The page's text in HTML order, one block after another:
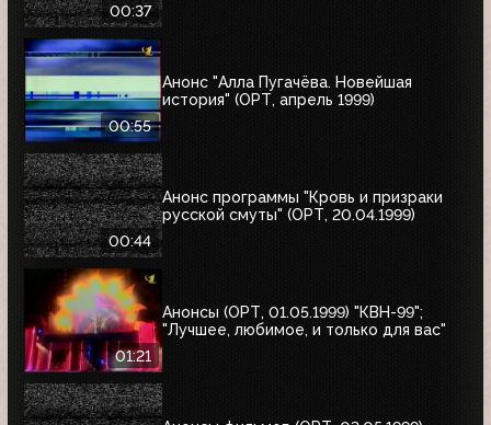
00:37
00:55
Анонс "Алла Пугачёва. Новейшая
история" (ОРТ, апрель 1999)
00:44
Анонс программы "Кровь и призраки
русской смуты" (ОРТ, 20.04.1999)
01:21
Анонсы (ОРТ, 01.05.1999) "КВН-99";
"Лучшее, любимое, и только для вас"